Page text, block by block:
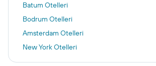
Batum Otelleri
Bodrum Otelleri
Amsterdam Otelleri
New York Otelleri
İstanbul Otelleri